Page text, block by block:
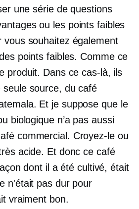
une série de questions
ou les points faibles
vous souhaitez également
points faibles. Comme ce
produit. Dans ce cas-là, ils
seule source, du café
Et je suppose que le
biologique n’a pas aussi
commercial. Croyez-le ou
acide. Et donc ce café
dont il a été cultivé, était
n'était pas dur pour
vraiment bon.